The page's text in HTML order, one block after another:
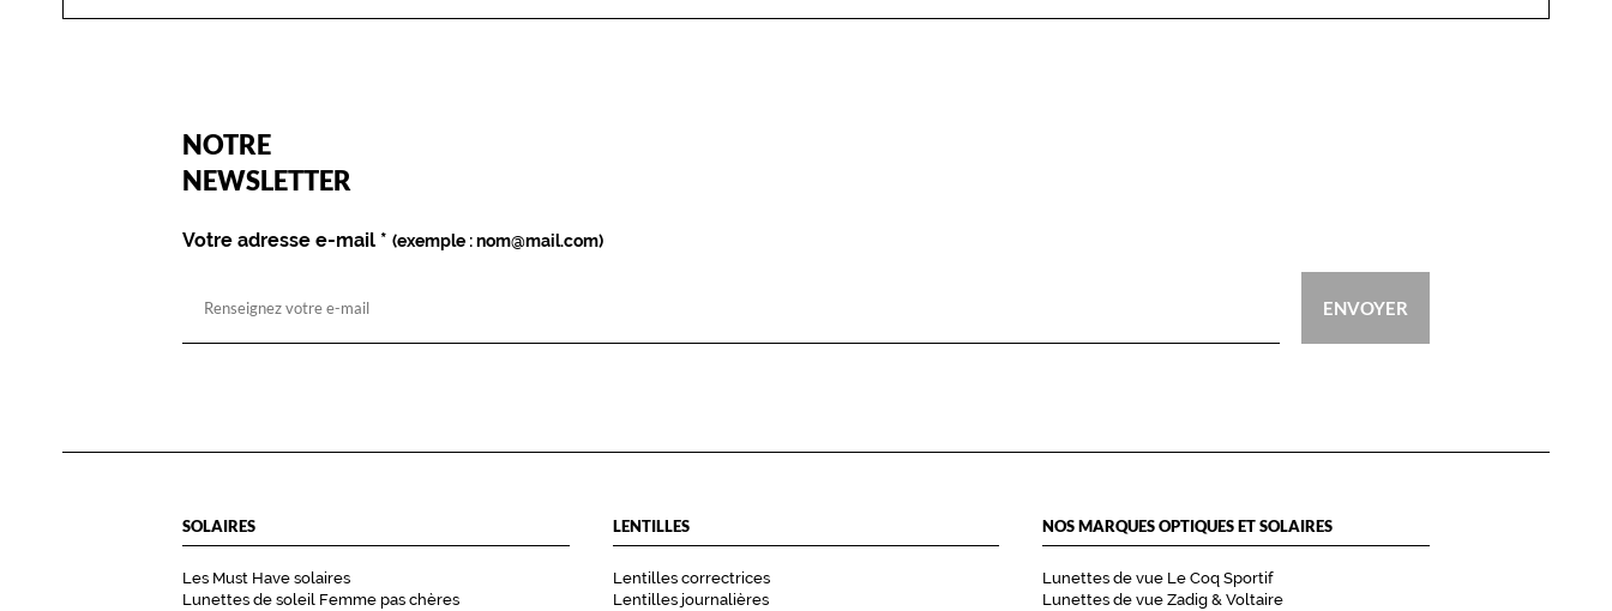
NOTRE
NEWSLETTER
Name
Votre adresse e-mail *
(Ce
champ
est
obligatoire)
(exemple : nom@mail.com)
ENVOYER
SOLAIRES
Les Must Have solaires
Lunettes de soleil Femme pas chères
LENTILLES
Lentilles correctrices
Lentilles journalières
NOS MARQUES OPTIQUES ET SOLAIRES
Lunettes de vue Le Coq Sportif
Lunettes de vue Zadig & Voltaire